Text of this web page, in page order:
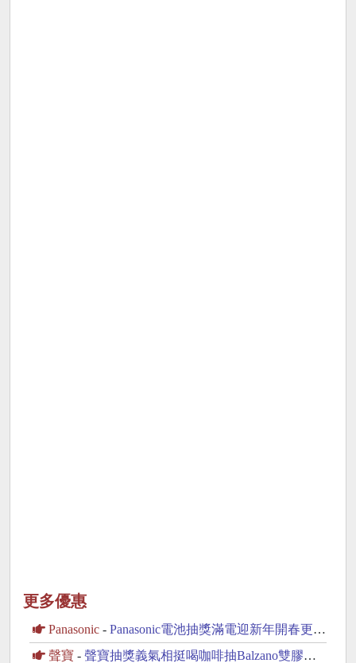
更多優惠
Panasonic - Panasonic電池抽獎滿電迎新年開春更有勁抽滾筒洗衣機
聲寶 - 聲寶抽獎義氣相挺喝咖啡抽Balzano雙膠囊咖啡機